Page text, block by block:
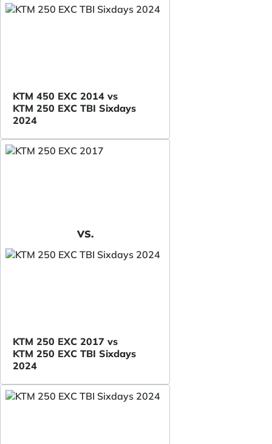
KTM 450 EXC 2014 vs
KTM 250 EXC TBI Sixdays
2024
VS.
KTM 250 EXC 2017 vs
KTM 250 EXC TBI Sixdays
2024